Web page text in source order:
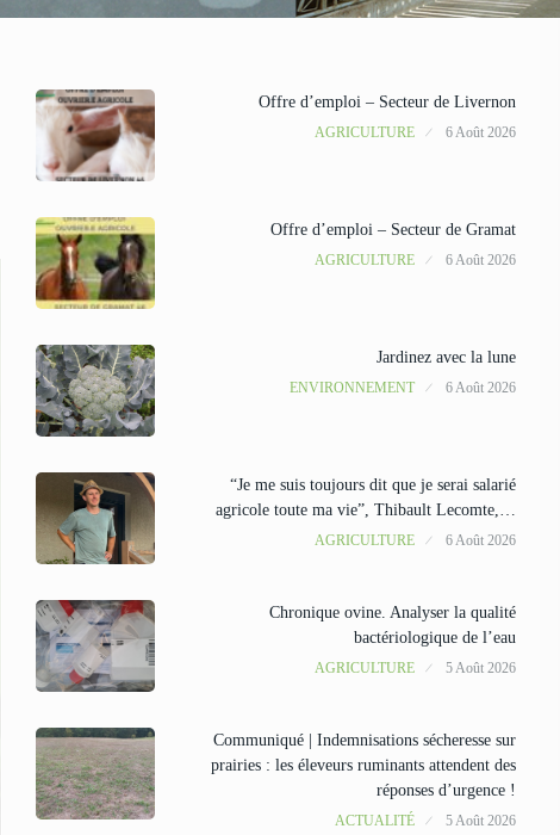
Offre d’emploi – Secteur de Livernon
AGRICULTURE 6 Août 2026
Offre d’emploi – Secteur de Gramat
AGRICULTURE 6 Août 2026
Jardinez avec la lune
ENVIRONNEMENT 6 Août 2026
“Je me suis toujours dit que je serai salarié
agricole toute ma vie”, Thibault Lecomte,…
AGRICULTURE 6 Août 2026
Chronique ovine. Analyser la qualité
bactériologique de l’eau
AGRICULTURE 5 Août 2026
Communiqué | Indemnisations sécheresse sur
prairies : les éleveurs ruminants attendent des
réponses d’urgence !
ACTUALITÉ 5 Août 2026